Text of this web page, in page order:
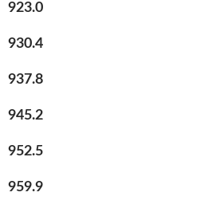
923.0
930.4
937.8
945.2
952.5
959.9